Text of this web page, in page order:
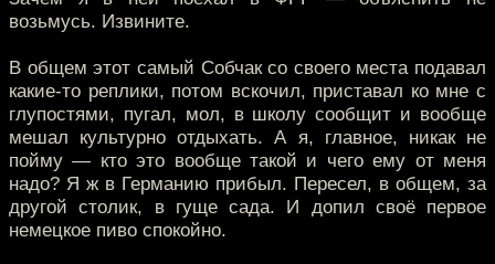
возьмусь. Извините.
В общем этот самый Собчак со своего места подавал
какие-то реплики, потом вскочил, приставал ко мне с
глупостями, пугал, мол, в школу сообщит и вообще
мешал культурно отдыхать. А я, главное, никак не
пойму — кто это вообще такой и чего ему от меня
надо? Я ж в Германию прибыл. Пересел, в общем, за
другой столик, в гуще сада. И допил своё первое
немецкое пиво спокойно.